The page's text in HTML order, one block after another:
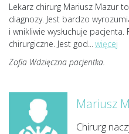
Lekarz chirurg Mariusz Mazur
diagnozy. Jest bardzo
i wnikliwie wysłuchuje
chirurgiczne. Jest god
więcej
Zofia Wdzięczna pacjentka.
Mariusz
Chirurg